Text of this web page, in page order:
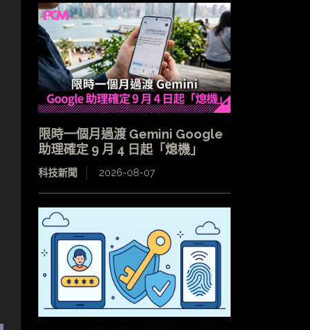
限時一個月過渡 Gemini Google
助理確定 9 月 4 日起「熄機」
科技新聞 2026-08-07